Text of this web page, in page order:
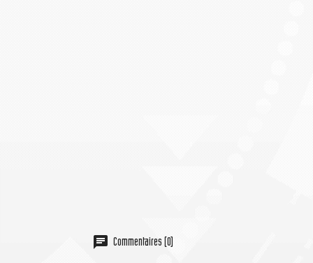
Commentaires (0)